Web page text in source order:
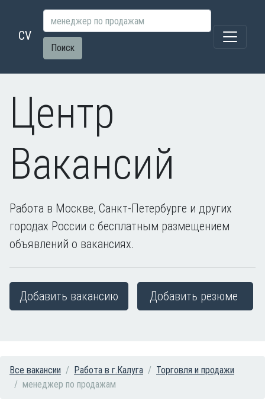
CV
Поиск
Центр
Вакансий
Работа в Москве, Санкт-Петербурге и других
городах России с бесплатным размещением
объявлений о вакансиях.
Добавить вакансию Добавить резюме
Все вакансии Работа в г.Калуга
Торговля и продажи
менеджер по продажам